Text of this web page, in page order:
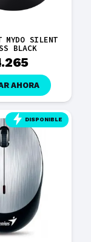
MYDO SILENT
BLACK
AHORA
DISPONIBLE